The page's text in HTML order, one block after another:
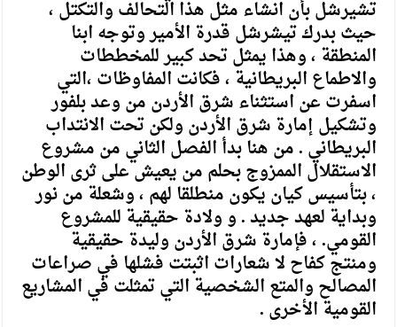
تشيرشل بأن انشاء مثل هذا التحالف والتكتل ،
حيث بدرك تيشرشل قدرة الأمير وتوجه ابنا
المنطقة ، وهذا يمثل تحد كبير للمخططات
والاطماع البريطانية ، فكانت المفاوظات ،التي
اسفرت عن استثناء شرق الأردن من وعد بلفور
وتشكيل إمارة شرق الأردن ولكن تحت الانتداب
البريطاني . من هنا بدأ الفصل الثاني من مشروع
الاستقلال الممزوج بحلم من يعيش على ثرى الوطن
، بتأسيس كيان يكون منطلقا لهم ، وشعلة من نور
وبداية لعهد جديد . و ولادة حقيقية للمشروع
القومي. ، فإمارة شرق الأردن وليدة حقيقية
ومنتج كفاح لا شعارات اثبتت فشلها في صراعات
المصالح والمتع الشخصية التي تمثلت في المشاريع
القومية الأخرى .